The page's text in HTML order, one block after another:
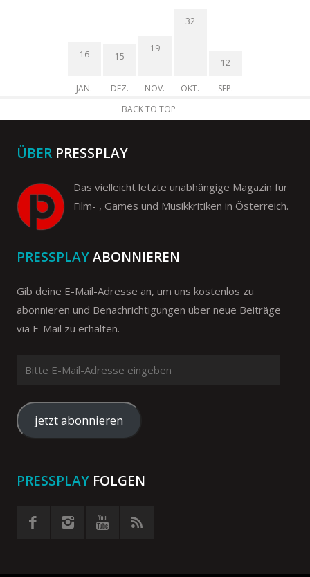
16
JAN.
15
DEZ.
19
NOV.
32
OKT.
12
SEP.
BACK TO TOP
ÜBER PRESSPLAY
Das vielleicht letzte unabhängige Magazin für
Film- , Games und Musikkritiken in Österreich.
PRESSPLAYABONNIEREN
Gib deine E-Mail-Adresse an, um uns kostenlos zu
abonnieren und Benachrichtigungen über neue Beiträge
via E-Mail zu erhalten.
Mail-
Adresse
eingeben
jetzt abonnieren
PRESSPLAY FOLGEN